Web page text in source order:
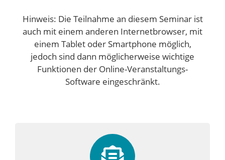
Hinweis: Die Teilnahme an diesem Seminar ist
auch mit einem anderen Internetbrowser, mit
einem Tablet oder Smartphone möglich,
jedoch sind dann möglicherweise wichtige
Funktionen der Online-Veranstaltungs-
Software eingeschränkt.